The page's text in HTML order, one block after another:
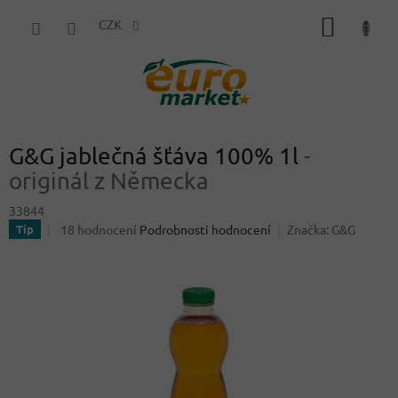
CZK
G&G jablečná šťáva 100% 1l -
originál z Německa
33844
Tip
Průměrné
18 hodnocení Podrobnosti hodnocení Značka: G&G